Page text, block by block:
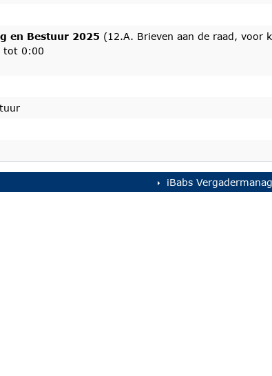
en Bestuur 2025 (12.A. Brieven aan de raad, voor
tot 0:00
iBabs